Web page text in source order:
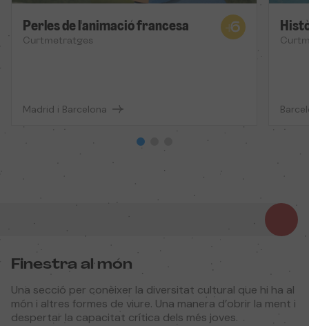
Perles de l'animació francesa
Curtmetratges
Madrid i Barcelona
Finestra al món
Una secció per conèixer la diversitat cultural que hi ha al
món i altres formes de viure. Una manera d’obrir la ment i
despertar la capacitat crítica dels més joves.